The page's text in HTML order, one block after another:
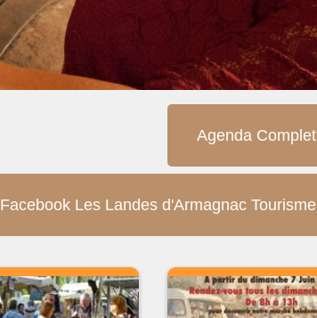
Agenda Complet
Facebook Les Landes d'Armagnac Tourisme